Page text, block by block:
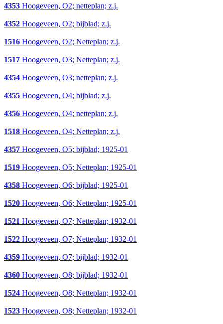
4353 Hoogeveen, O2; netteplan; z.j.
4352 Hoogeveen, O2; bijblad; z.j.
1516 Hoogeveen, O2; Netteplan; z.j.
1517 Hoogeveen, O3; Netteplan; z.j.
4354 Hoogeveen, O3; netteplan; z.j.
4355 Hoogeveen, O4; bijblad; z.j.
4356 Hoogeveen, O4; netteplan; z.j.
1518 Hoogeveen, O4; Netteplan; z.j.
4357 Hoogeveen, O5; bijblad; 1925-01
1519 Hoogeveen, O5; Netteplan; 1925-01
4358 Hoogeveen, O6; bijblad; 1925-01
1520 Hoogeveen, O6; Netteplan; 1925-01
1521 Hoogeveen, O7; Netteplan; 1932-01
1522 Hoogeveen, O7; Netteplan; 1932-01
4359 Hoogeveen, O7; bijblad; 1932-01
4360 Hoogeveen, O8; bijblad; 1932-01
1524 Hoogeveen, O8; Netteplan; 1932-01
1523 Hoogeveen, O8; Netteplan; 1932-01